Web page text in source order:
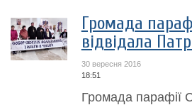
Громада
відвідала
30 вересня 2016
18:51
Громада парафії